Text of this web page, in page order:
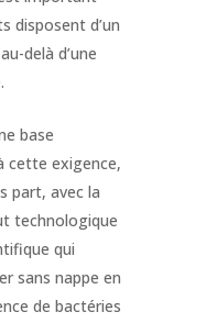
disposent d’un
delà d’une
base
cette exigence,
part, avec la
technologique
qui
sans nappe en
de bactéries